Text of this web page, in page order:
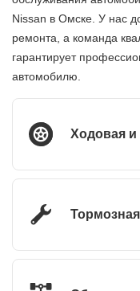
Nissan в Омске. У нас
ремонта, а команда
гарантирует
автомобилю.
Ходовая и